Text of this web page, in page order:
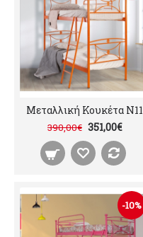
Μεταλλική Κουκέτα N11
390,00€ 351,00€
-10%